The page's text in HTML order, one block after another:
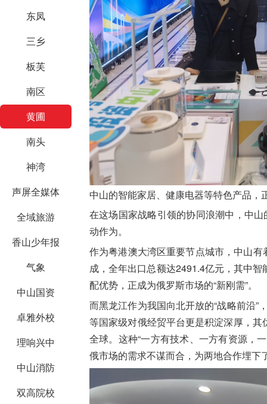
东凤
三乡
板芙
南区
黄圃
南头
神湾
声屏全媒体
全域旅游
香山少年报
气象
中山国资
卓雅外校
理响兴中
中山消防
双高院校
中山的智能家居、健康电器等特色产品，
在这场国家战略引领的协同浪潮中，中
动作为。
作为粤港澳大湾区重要节点城市，中山
成，全年出口总额达2491.4亿元，其中
配优势，正成为俄罗斯市场的“新刚需”。
而黑龙江作为我国向北开放的“战略前沿
等国家级对俄经贸平台更是积淀深厚，其
全球。这种“一方有技术、一方有资源，
俄市场的需求不谋而合，为两地合作埋下